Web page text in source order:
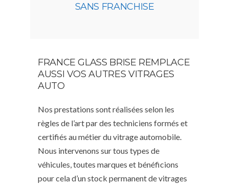
SANS FRANCHISE
FRANCE GLASS BRISE REMPLACE
AUSSI VOS AUTRES VITRAGES
AUTO
Nos prestations sont réalisées selon les
règles de l’art par des techniciens formés et
certifiés au métier du vitrage automobile.
Nous intervenons sur tous types de
véhicules, toutes marques et bénéficions
pour cela d’un stock permanent de vitrages